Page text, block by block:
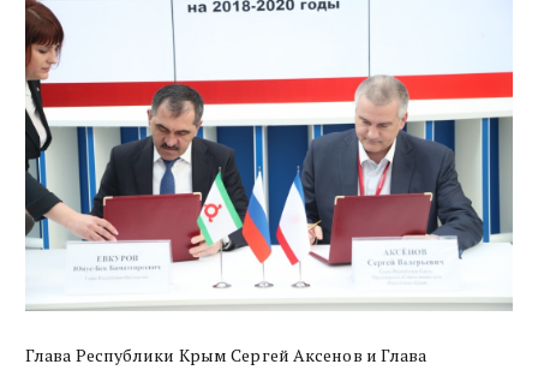
Глава Республики Крым Сергей Аксенов и Глава